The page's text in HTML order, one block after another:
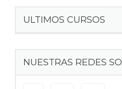
ULTIMOS CURSOS
NUESTRAS REDES